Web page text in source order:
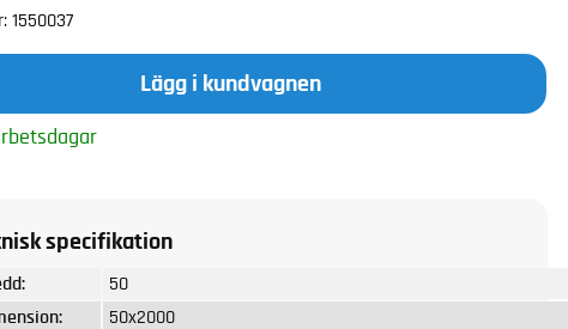
1550037
Lägg i kundvagnen
specifikation
50
50x2000